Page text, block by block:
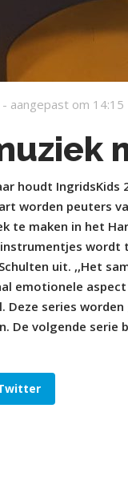
- aangepast om 14:15
houdt IngridsKids
worden peuters
te maken in het
uit. ,,Het
emotionele
Deze series
De volgende serie